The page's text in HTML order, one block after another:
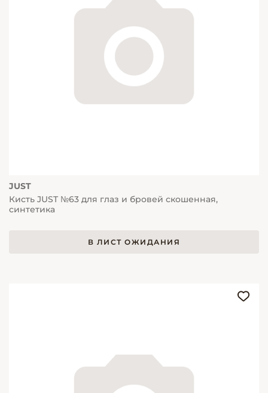
JUST
Кисть JUST №63 для глаз и бровей скошенная,
синтетика
В ЛИСТ ОЖИДАНИЯ